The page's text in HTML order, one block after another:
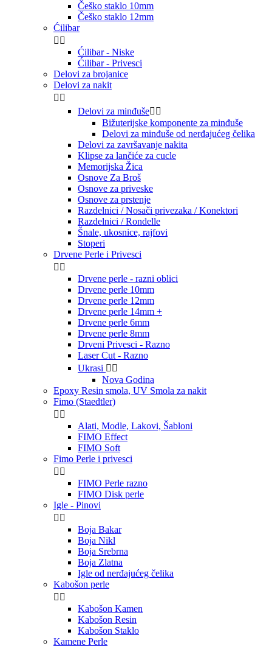
Češko staklo 10mm
Češko staklo 12mm
Ćilibar
 
Ćilibar - Niske
Ćilibar - Privesci
Delovi za brojanice
Delovi za nakit
 
Delovi za minđuše 
Bižuterijske komponente za minđuše
Delovi za minđuše od nerđajućeg čelika
Delovi za završavanje nakita
Klipse za lančiće za cucle
Memorijska Žica
Osnove Za Broš
Osnove za priveske
Osnove za prstenje
Razdelnici / Nosači privezaka / Konektori
Razdelnici / Rondelle
Šnale, ukosnice, rajfovi
Stoperi
Drvene Perle i Privesci
 
Drvene perle - razni oblici
Drvene perle 10mm
Drvene perle 12mm
Drvene perle 14mm +
Drvene perle 6mm
Drvene perle 8mm
Drveni Privesci - Razno
Laser Cut - Razno
Ukrasi  
Nova Godina
Epoxy Resin smola, UV Smola za nakit
Fimo (Staedtler)
 
Alati, Modle, Lakovi, Šabloni
FIMO Effect
FIMO Soft
Fimo Perle i privesci
 
FIMO Perle razno
FIMO Disk perle
Igle - Pinovi
 
Boja Bakar
Boja Nikl
Boja Srebrna
Boja Zlatna
Igle od nerđajućeg čelika
Kabošon perle
 
Kabošon Kamen
Kabošon Resin
Kabošon Staklo
Kamene Perle